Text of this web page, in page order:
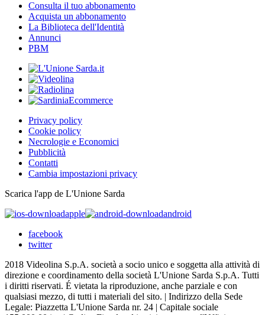
Consulta il tuo abbonamento
Acquista un abbonamento
La Biblioteca dell'Identità
Annunci
PBM
Privacy policy
Cookie policy
Necrologie e Economici
Pubblicità
Contatti
Cambia impostazioni privacy
Scarica l'app de L'Unione Sarda
apple
android
facebook
twitter
2018 Videolina S.p.A. società a socio unico e soggetta alla attività di
direzione e coordinamento della società L'Unione Sarda S.p.A. Tutti
i diritti riservati. É vietata la riproduzione, anche parziale e con
qualsiasi mezzo, di tutti i materiali del sito. | Indirizzo della Sede
Legale: Piazzetta L'Unione Sarda nr. 24 | Capitale sociale